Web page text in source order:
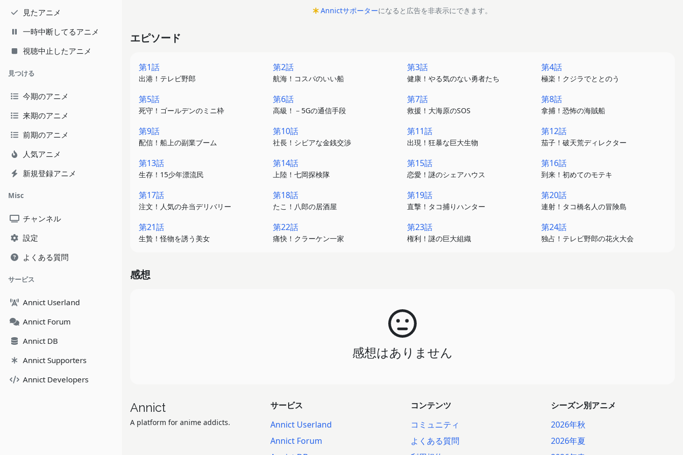
見たアニメ
一時中断してるアニメ
視聴中止したアニメ
見つける
今期のアニメ
来期のアニメ
前期のアニメ
人気アニメ
新規登録アニメ
Misc
チャンネル
設定
よくある質問
サービス
Annict Userland
Annict Forum
Annict DB
Annict Supporters
Annict Developers
Annictサポーターになると広告を非表示にできます。
エピソード
第1話
出港！テレビ野郎
第2話
航海！コスパのいい船
第3話
健康！やる気のない勇者たち
第4話
極楽！クジラでととのう
第5話
死守！ゴールデンのミニ枠
第6話
高級！－5Gの通信手段
第7話
救援！大海原のSOS
第8話
拿捕！恐怖の海賊船
第9話
配信！船上の副業ブーム
第10話
社長！シビアな金銭交渉
第11話
出現！狂暴な巨大生物
第12話
茄子！破天荒ディレクター
第13話
生存！15少年漂流民
第14話
上陸！七岡探検隊
第15話
恋愛！謎のシェアハウス
第16話
到来！初めてのモテキ
第17話
注文！人気の弁当デリバリー
第18話
たこ！八郎の居酒屋
第19話
直撃！タコ捕りハンター
第20話
連射！タコ橋名人の冒険島
第21話
生贄！怪物を誘う美女
第22話
痛快！クラーケン一家
第23話
権利！謎の巨大組織
第24話
独占！テレビ野郎の花火大会
感想
感想はありません
Annict
A platform for anime addicts.
サービス
Annict Userland
Annict Forum
コンテンツ
コミュニティ
よくある質問
シーズン別アニメ
2026年秋
2026年夏